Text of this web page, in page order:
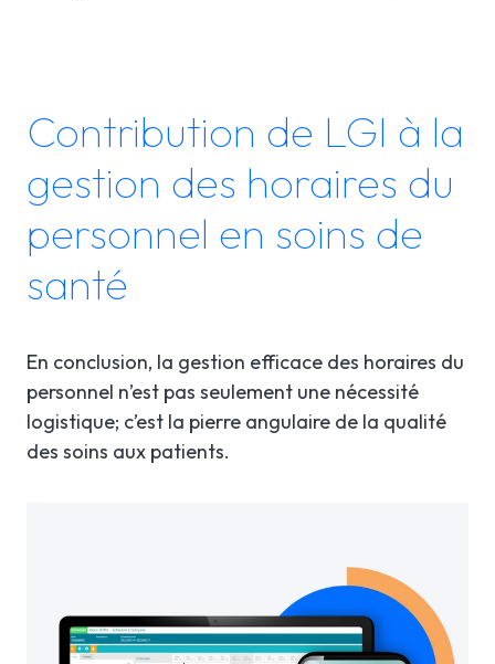
Contribution de LGI à la
gestion des horaires du
personnel en soins de
santé
En conclusion, la gestion efficace des horaires du
personnel n’est pas seulement une nécessité
logistique; c’est la pierre angulaire de la qualité
des soins aux patients.